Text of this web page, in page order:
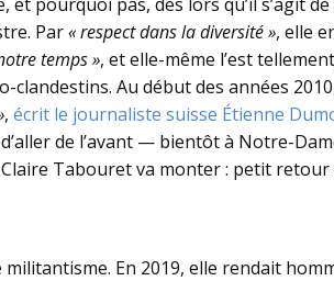
Par« respect dans la diversité », elle
temps », et elle-même l’est
Au début des années
, écrit le journaliste suisse Étienne
de l’avant — bientôt à Notre-
Tabouret va monter : petit
En 2019, elle rendait